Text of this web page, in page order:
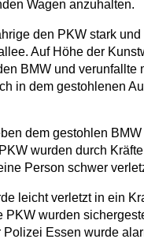
Wagen anzuhalten.
den PKW stark
Auf Höhe der
BMW und verunfallte
in dem gestohlenen
dem gestohlen
wurden durch
Person schwer
leicht verletzt in ein
PKW wurden
Essen wurde